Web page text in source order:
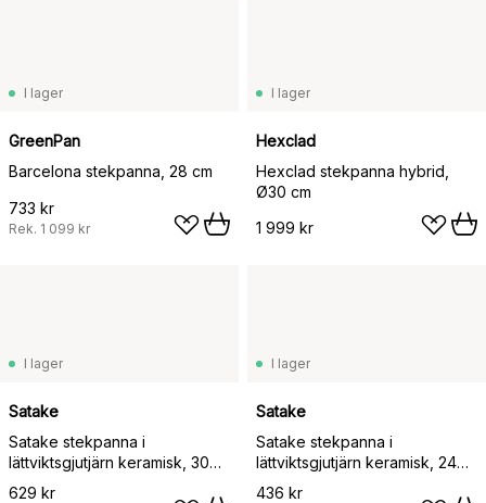
I lager
GreenPan
Barcelona stekpanna, 28 cm
733 kr
Rek. 1 099 kr
I lager
Hexclad
Hexclad stekpanna hybrid,
Ø30 cm
1 999 kr
I lager
Satake
Satake stekpanna i
lättviktsgjutjärn keramisk, 30
cm
629 kr
I lager
Satake
Satake stekpanna i
lättviktsgjutjärn keramisk, 24
cm
436 kr